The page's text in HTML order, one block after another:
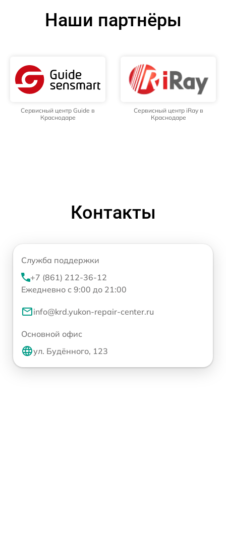
Наши партнёры
Сервисный центр Guide в
Краснодаре
Сервисный центр iRay в
Краснодаре
Контакты
Служба поддержки
+7 (861) 212-36-12
Ежедневно с 9:00 до 21:00
info@krd.yukon-repair-center.ru
Основной офис
ул. Будённого, 123